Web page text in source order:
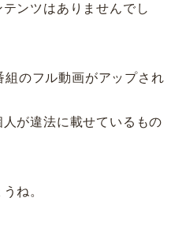
ンツはありませんでし
のフル動画がアップされ
が違法に載せているもの
ね。